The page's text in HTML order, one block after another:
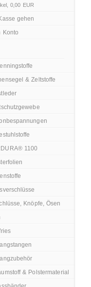
0,00 EUR
gehen
Konto
& Zeltstoffe
1100
Knöpfe, Ösen
& Polstermaterial